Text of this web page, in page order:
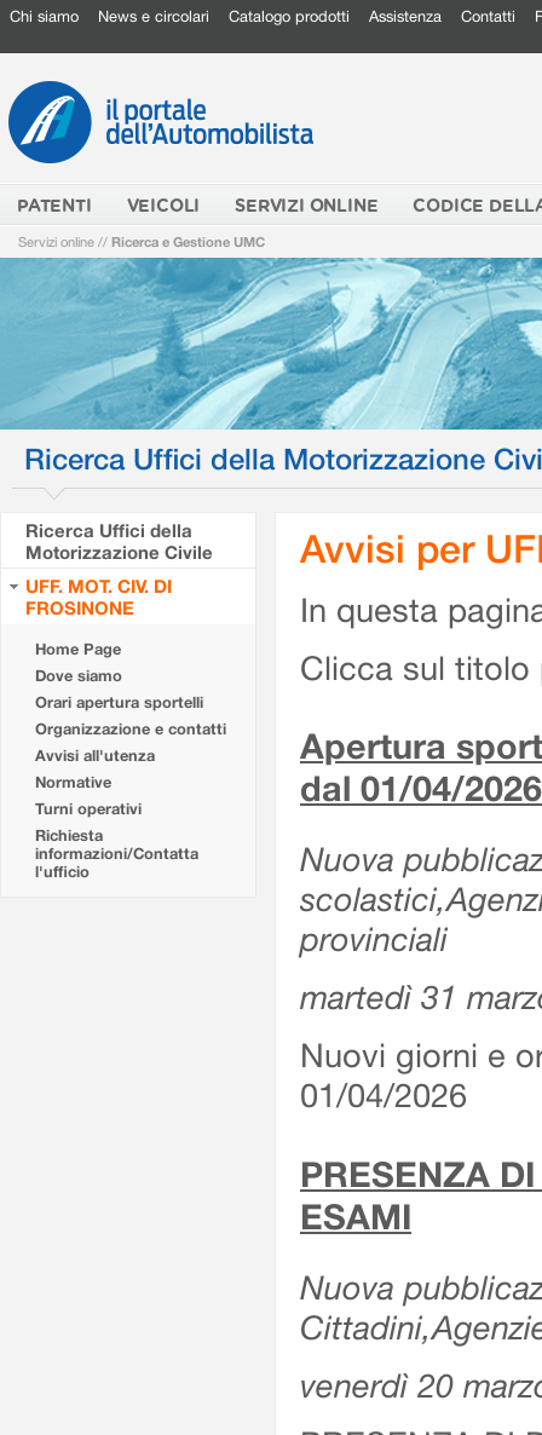
Chi siamo News e circolari Catalogo prodotti Assistenza Contatti
PATENTI VEICOLI SERVIZI ONLINE CODICE
Servizi online // Ricerca e Gestione UMC
Ricerca Uffici della Motorizzazione
Ricerca Uffici della
Motorizzazione Civile
UFF. MOT. CIV. DI
FROSINONE
Home Page
Dove siamo
Orari apertura sportelli
Organizzazione e contatti
Avvisi all'utenza
Normative
Turni operativi
Richiesta
informazioni/Contatta
l'ufficio
Avvisi per
In questa
Clicca sul titolo
Apertura
dal 01/04/2026
Nuova
provinciali
martedì 31
Nuovi giorni e
01/04/2026
PRESENZA
ESAMI
Nuova
venerdì 20